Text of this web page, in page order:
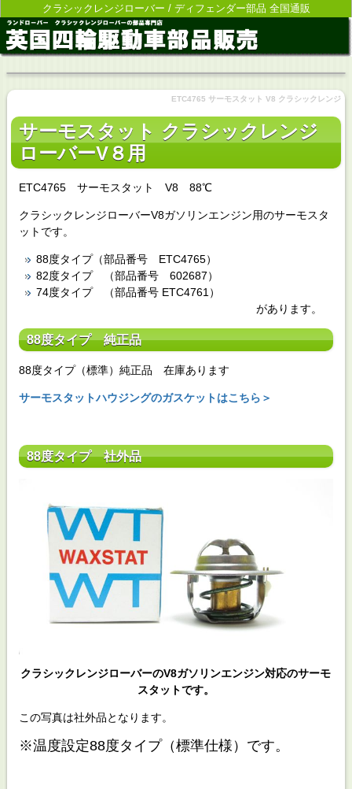
クラシックレンジローバー / ディフェンダー部品 全国通販
ETC4765 サーモスタット V8 クラシックレンジ
サーモスタット クラシックレンジ
ローバーV８用
ETC4765 サーモスタット V8 88℃
クラシックレンジローバーV8ガソリンエンジン用のサーモスタ
ットです。
88度タイプ（部品番号 ETC4765）
82度タイプ （部品番号 602687）
74度タイプ （部品番号 ETC4761）
があります。
88度タイプ 純正品
88度タイプ（標準）純正品 在庫あります
サーモスタットハウジングのガスケットはこちら＞
88度タイプ 社外品
クラシックレンジローバーのV8ガソリンエンジン対応のサーモ
スタットです。
この写真は社外品となります。
※温度設定88度タイプ（標準仕様）です。